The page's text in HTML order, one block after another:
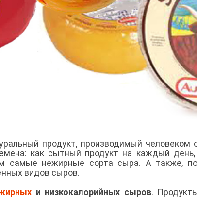
продукт, производимый человеком
как сытный продукт на каждый день,
самые нежирные сорта сыра. А также,
видов сыров.
и низкокалорийных сыров.